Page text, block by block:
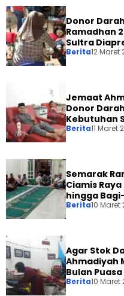
Donor
Ramadhan
Sultra
Berita12 Maret
Jemaat
Donor
Kebutuhan
Berita11 Maret
Semarak
Ciamis
hingga
Berita10 Maret
Agar Stok
Ahmadiyah
Bulan Puasa
Berita10 Maret